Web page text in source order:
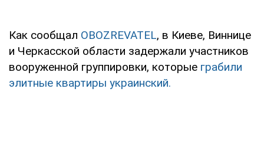
Как сообщал OBOZREVATEL, в Киеве, Виннице
и Черкасской области задержали участников
вооруженной группировки, которые грабили
элитные квартиры украинский.